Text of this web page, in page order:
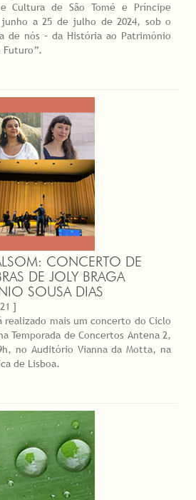
Cultura de São Tomé e Príncipe
a 25 de julho de 2024, sob o
de nós – da História ao Património
Futuro”.
CONCERTO DE
DE JOLY BRAGA
SOUSA DIAS
]
realizado mais um concerto do Ciclo
Temporada de Concertos Antena 2,
no Auditório Vianna da Motta, na
de Lisboa.